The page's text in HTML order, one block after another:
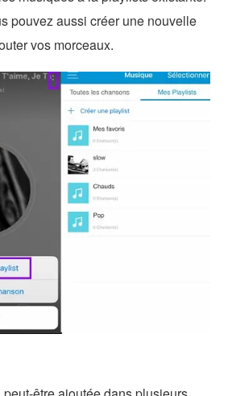
pouvez aussi créer une nouvelle
vos morceaux.